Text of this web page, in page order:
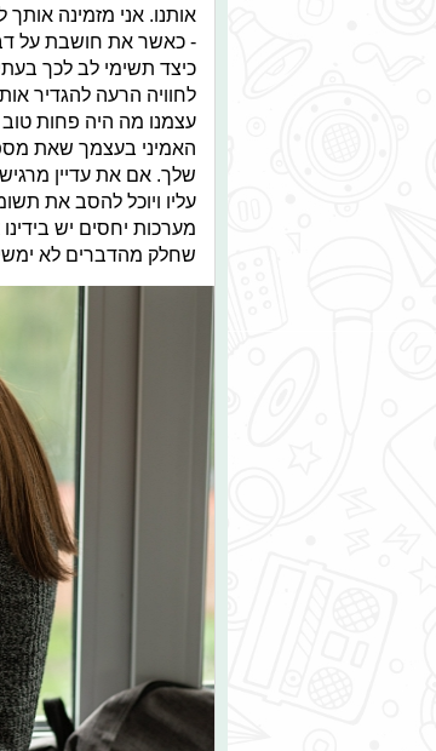
אותנו. אני מזמינה
- כאשר את חושבת על
כיצד תשימי לב לכך
לחוויה הרעה להגדיר
עצמנו מה היה פחות
האמיני בעצמך שאת
שלך. אם את עדיין
עליו ויוכל להסב את
מערכות יחסים יש
שחלק מהדברים לא